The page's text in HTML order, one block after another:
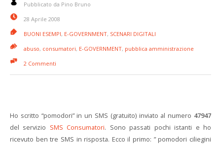
Pubblicato da Pino Bruno
28 Aprile 2008
BUONI ESEMPI, E-GOVERNMENT, SCENARI DIGITALI
abuso, consumatori, E-GOVERNMENT, pubblica amministrazione
2 Commenti
Ho scritto “pomodori” in un SMS (gratuito) inviato al numero 47947
del servizio SMS Consumatori. Sono passati pochi istanti e ho
ricevuto ben tre SMS in risposta. Ecco il primo: ” pomodori ciliegini